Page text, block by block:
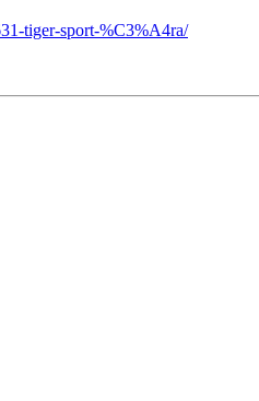
tiger-sport-%C3%A4ra/